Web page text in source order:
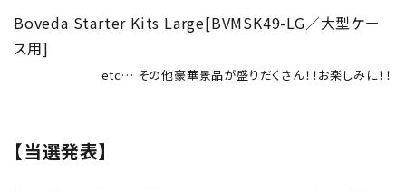
Boveda Starter Kits Large[BVMSK49-LG／大型ケー
ス用]
etc… その他豪華景品が盛りだくさん！！お楽しみに！！
【当選発表】